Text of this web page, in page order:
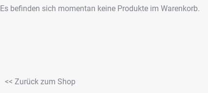
Es befinden sich momentan keine Produkte im Warenkorb.
<< Zurück zum Shop